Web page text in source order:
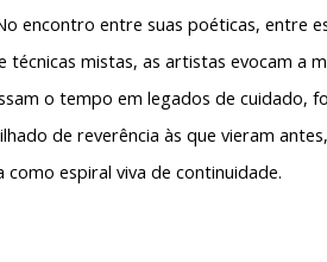
encontro entre suas poéticas, entre
mistas, as artistas evocam a
o tempo em legados de cuidado,
de reverência às que vieram
como espiral viva de continuidade.